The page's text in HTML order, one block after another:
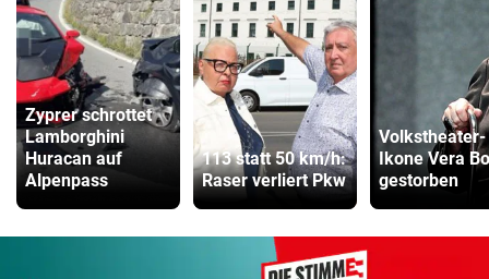
Hoverboard Vergleich
ZUM VERGLEICH
Kinderfahrrad Vergleich
ZUM VERGLEICH
Zyprer schrottet
Lamborghini
Huracan auf
Alpenpass
113 statt 50 km/h:
Raser verliert Pkw
Volkstheater-
Ikone Vera
gestorben